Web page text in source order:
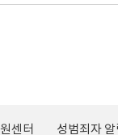
센터 성범죄자